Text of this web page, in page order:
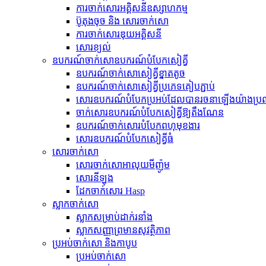
ការចាក់សោរអគ្គិសនីឧស្សាហកម្ម
ប៊ូតុងចុច និង សោរចាក់សោ
ការចាក់សោរឌុយអគ្គិសនី
សោរ​ខ្យល់
ឧបករណ៍​ចាក់សោ​ឧបករណ៍​បំបែក​សៀគ្វី
ឧបករណ៍​ចាក់សោ​សៀគ្វី​ខ្នាតតូច
ឧបករណ៍​ចាក់សោ​សៀគ្វី​ប្រភេទ​គៀប​ភ្ជាប់
សោរ​ឧបករណ៍​បំបែក​ប្រអប់​ដែល​បាន​រចនា​ឡើង​យ៉ាង​ប្
ចាក់សោរឧបករណ៍បំបែកសៀគ្វីឱ្យតឹងណែន
ឧបករណ៍ចាក់សោរបំបែកពហុមុខងារ
សោរ​ឧបករណ៍​បំបែក​សៀគ្វី​ធំ
សោរចាក់សោ
សោរចាក់សោអាលុយមីញ៉ូម
សោរ​នីឡុង
ដែកចាក់សោរ Hasp
ស្លាកចាក់សោ
ស្លាក​សម្រាប់​ដាក់​រនាំង
ស្លាកសញ្ញាព្រមានសុវត្ថិភាព
ប្រអប់ចាក់សោ និងកាបូប
ប្រអប់ចាក់សោ